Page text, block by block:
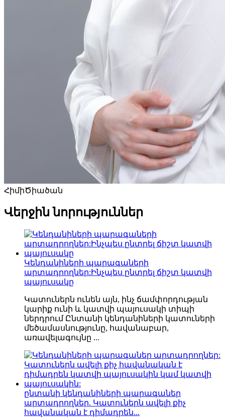
ՀիմիԾիածան
Վերջին նորություններ
Կենդանիների պարագաների
արտադրողներ:Ինչպես ընտրել ճիշտ կատվի
պայուսակը
Կատուներն ունեն այն, ինչ ճամփորդության
կարիք ունի և կատվի պայուսակի տիպի
ներդրում Ընտանի կենդանիների կատուների
մեծամասնությունը, հավանաբար,
առավելագույնը ...
ընտանի կենդանիների պարագաներ
արտադրողներ. Կատուներն ավելի քիչ
հավանական է դիմադրեն...